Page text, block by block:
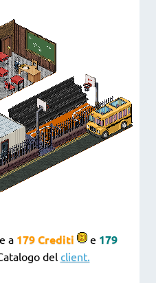
a 179 Crediti e 179
del client.